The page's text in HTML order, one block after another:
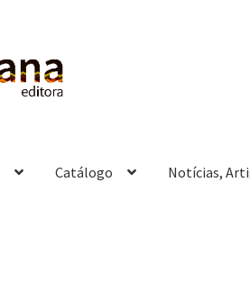
Catálogo Notícias,